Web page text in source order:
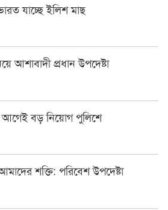
যাচ্ছে ইলিশ মাছ
আশাবাদী প্রধান উপদেষ্টা
বড় নিয়োগ পুলিশে
শক্তি: পরিবেশ উপদেষ্টা